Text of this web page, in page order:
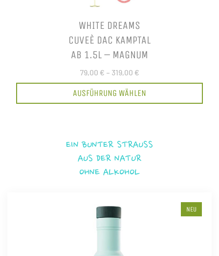
WHITE DREAMS
CUVEÈ DAC KAMPTAL
AB 1.5L – MAGNUM
79,00 € – 319,00 €
AUSFÜHRUNG WÄHLEN
EIN BUNTER STRAUSS
AUS DER NATUR
OHNE ALKOHOL
NEU